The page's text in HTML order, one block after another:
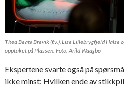
Thea Beate Brevik (f.v.), Lise Lillebrygfjeld Halse
opptaket på Plassen. Foto: Arild Waagbø
Ekspertene svarte også på
ikke minst: Hvilken ende av